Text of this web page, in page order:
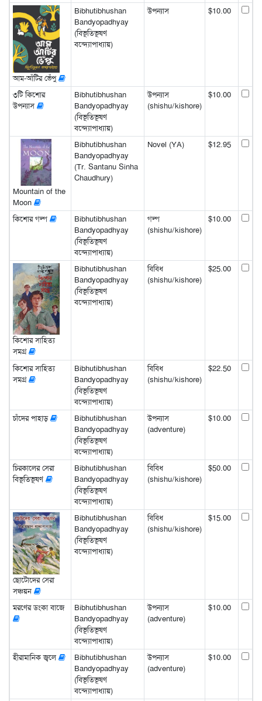
আম-আঁটির ভেঁপু
Bibhutibhushan
Bandyopadhyay
(বিভূতিভূষণ
বন্দ্যোপাধ্যায়)
উপন্যাস $10.00
৩টি কিশোর
উপন্যাস
Bibhutibhushan
Bandyopadhyay
(বিভূতিভূষণ
বন্দ্যোপাধ্যায়)
উপন্যাস
(shishu/kishore)
$10.00
Mountain of the
Moon
Bibhutibhushan
Bandyopadhyay
(Tr. Santanu Sinha
Chaudhury)
Novel (YA) $12.95
কিশোর গল্প
Bibhutibhushan
Bandyopadhyay
(বিভূতিভূষণ
বন্দ্যোপাধ্যায়)
গল্প
(shishu/kishore)
$10.00
কিশোর সাহিত্য
সমগ্র
Bibhutibhushan
Bandyopadhyay
(বিভূতিভূষণ
বন্দ্যোপাধ্যায়)
বিবিধ
(shishu/kishore)
$25.00
কিশোর সাহিত্য
সমগ্র
Bibhutibhushan
Bandyopadhyay
(বিভূতিভূষণ
বন্দ্যোপাধ্যায়)
বিবিধ
(shishu/kishore)
$22.50
চাঁদের পাহাড়
Bibhutibhushan
Bandyopadhyay
(বিভূতিভূষণ
বন্দ্যোপাধ্যায়)
উপন্যাস
(adventure)
$10.00
চিরকালের সেরা
বিভূতিভূষণ
Bibhutibhushan
Bandyopadhyay
(বিভূতিভূষণ
বন্দ্যোপাধ্যায়)
বিবিধ
(shishu/kishore)
$50.00
ছোটোদের সেরা
সঞ্চয়ন
Bibhutibhushan
Bandyopadhyay
(বিভূতিভূষণ
বন্দ্যোপাধ্যায়)
বিবিধ
(shishu/kishore)
$15.00
মরণের ডংকা বাজে
Bibhutibhushan
Bandyopadhyay
(বিভূতিভূষণ
বন্দ্যোপাধ্যায়)
উপন্যাস
(adventure)
$10.00
হীরামানিক জ্বলে
Bibhutibhushan
Bandyopadhyay
(বিভূতিভূষণ
বন্দ্যোপাধ্যায়)
উপন্যাস
(adventure)
$10.00